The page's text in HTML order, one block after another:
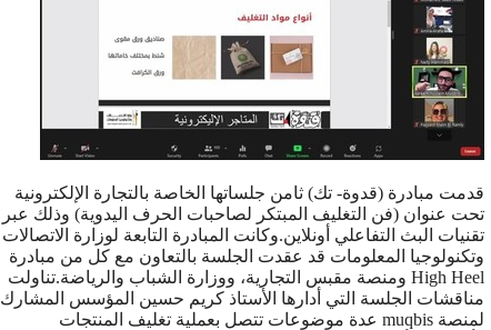
قدمت مبادرة (قدوة- تك) ثامن جلساتها الخاصة بالتجارة الإلكترونية
تحت عنوان (فن التغليف المبتكر لصاحبات الحرف اليدوية) وذلك عبر
تقنيات البث التفاعلي أونلاين.وكانت المبادرة التابعة لوزارة الاتصالات
وتكنولوجيا المعلومات قد عقدت الجلسة بالتعاون مع كل من مبادرة
High Heel ومنصة مقبس التجارية، ووزارة الشباب والرياضة.تناولت
مناقشات الجلسة التي أدارها الأستاذ كريم حسين المؤسس المشارك
لمنصة muqbis عدة موضوعات تتصل بعملية تغليف المنتجات